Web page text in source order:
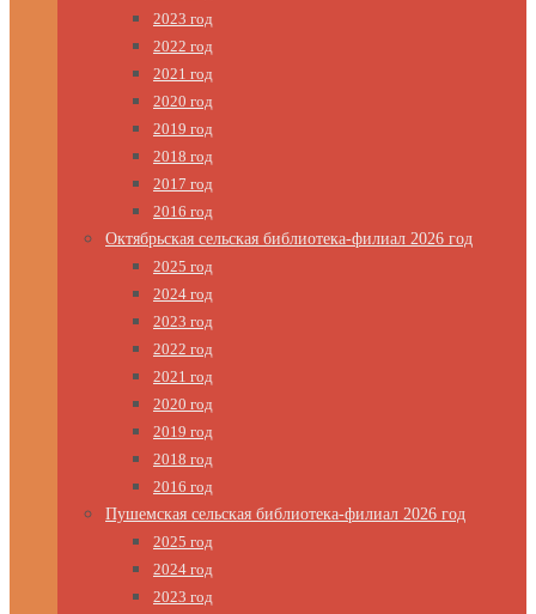
2023 год
2022 год
2021 год
2020 год
2019 год
2018 год
2017 год
2016 год
Октябрьская сельская библиотека-филиал 2026 год
2025 год
2024 год
2023 год
2022 год
2021 год
2020 год
2019 год
2018 год
2016 год
Пушемская сельская библиотека-филиал 2026 год
2025 год
2024 год
2023 год